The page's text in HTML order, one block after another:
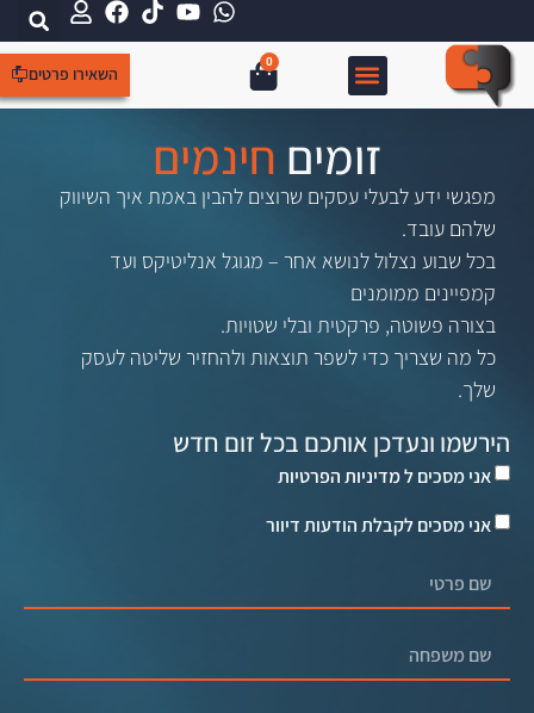
0
השאירו פרטים
זומים חינמים
מפגשי ידע לבעלי עסקים שרוצים להבין באמת איך השיווק
שלהם עובד.
בכל שבוע נצלול לנושא אחר – מגוגל אנליטיקס ועד
קמפיינים ממומנים
בצורה פשוטה, פרקטית ובלי שטויות.
כל מה שצריך כדי לשפר תוצאות ולהחזיר שליטה לעסק
שלך.
הירשמו ונעדכן אותכם בכל זום חדש
אני מסכים למדיניות הפרטיות
אני מסכים לקבלת הודעות דיוור